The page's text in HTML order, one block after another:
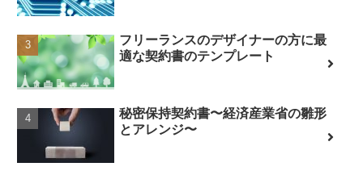
フリーランスのデザイナーの方に最
適な契約書のテンプレート
秘密保持契約書〜経済産業省の雛形
とアレンジ〜